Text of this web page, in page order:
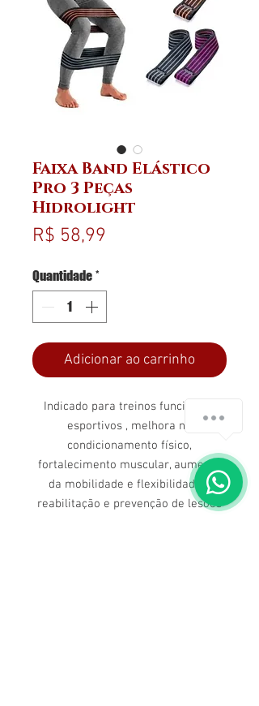
Faixa Band Elástico
Pro 3 Peças
Hidrolight
R$ 58,99
Quantidade *
Adicionar ao carrinho
Indicado para treinos funcionais,
esportivos , melhora no
condicionamento físico,
fortalecimento muscular, aumento
da mobilidade e flexibilidade e
reabilitação e prevenção de lesões